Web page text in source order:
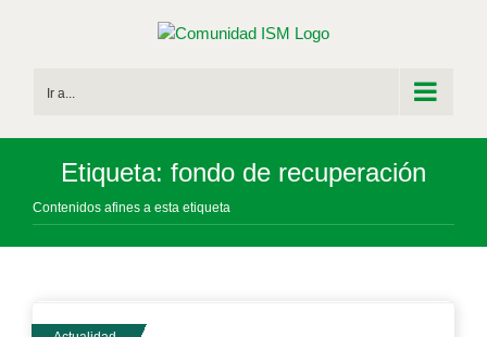
Ir a...
Etiqueta: fondo de recuperación
Contenidos afines a esta etiqueta